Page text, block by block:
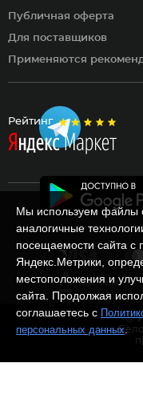
Рейтинг
Публичная оферта
Для поставщиков
Применяются
Мы используем файлы
аналогичные
посещаемости сайта
Яндекс.Метрики,
местоположения и
сайта. Продолжая
соглашаетесь с
персональных данных.
Ⓒ